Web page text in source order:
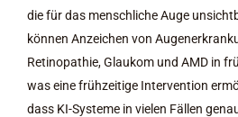
die für das menschliche Auge
können Anzeichen von
Retinopathie, Glaukom und AMD in
was eine frühzeitige Intervention
dass KI-Systeme in vielen Fällen